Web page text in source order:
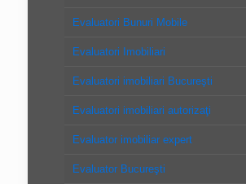
Evaluatori Bunuri Mobile
Evaluatori Imobiliari
Evaluatori imobiliari Bucureşti
Evaluatori imobiliari autorizaţi
Evaluator imobiliar expert
Evaluator Bucureşti